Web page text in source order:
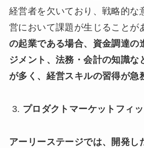
経営者を欠いており、戦略的な
営において課題が生じることが
の起業である場合、資金調達の
ジメント、法務・会計の知識な
が多く、経営スキルの習得が急
プロダクトマーケットフィ
アーリーステージでは、開発し